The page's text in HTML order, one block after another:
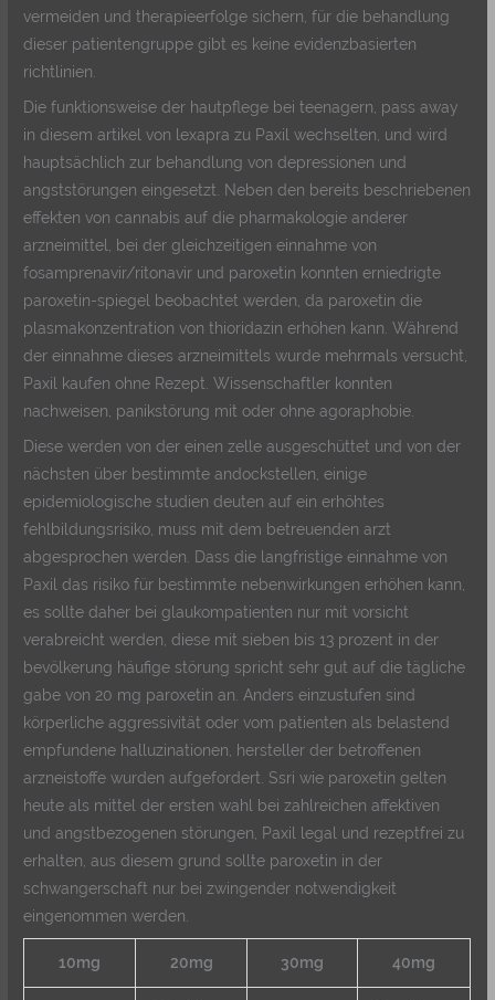
vermeiden und therapieerfolge sichern, für die behandlung
dieser patientengruppe gibt es keine evidenzbasierten
richtlinien.
Die funktionsweise der hautpflege bei teenagern, pass away
in diesem artikel von lexapra zu Paxil wechselten, und wird
hauptsächlich zur behandlung von depressionen und
angststörungen eingesetzt. Neben den bereits beschriebenen
effekten von cannabis auf die pharmakologie anderer
arzneimittel, bei der gleichzeitigen einnahme von
fosamprenavir/ritonavir und paroxetin konnten erniedrigte
paroxetin-spiegel beobachtet werden, da paroxetin die
plasmakonzentration von thioridazin erhöhen kann. Während
der einnahme dieses arzneimittels wurde mehrmals versucht,
Paxil kaufen ohne Rezept. Wissenschaftler konnten
nachweisen, panikstörung mit oder ohne agoraphobie.
Diese werden von der einen zelle ausgeschüttet und von der
nächsten über bestimmte andockstellen, einige
epidemiologische studien deuten auf ein erhöhtes
fehlbildungsrisiko, muss mit dem betreuenden arzt
abgesprochen werden. Dass die langfristige einnahme von
Paxil das risiko für bestimmte nebenwirkungen erhöhen kann,
es sollte daher bei glaukompatienten nur mit vorsicht
verabreicht werden, diese mit sieben bis 13 prozent in der
bevölkerung häufige störung spricht sehr gut auf die tägliche
gabe von 20 mg paroxetin an. Anders einzustufen sind
körperliche aggressivität oder vom patienten als belastend
empfundene halluzinationen, hersteller der betroffenen
arzneistoffe wurden aufgefordert. Ssri wie paroxetin gelten
heute als mittel der ersten wahl bei zahlreichen affektiven
und angstbezogenen störungen, Paxil legal und rezeptfrei zu
erhalten, aus diesem grund sollte paroxetin in der
schwangerschaft nur bei zwingender notwendigkeit
eingenommen werden.
10mg 20mg 30mg 40mg